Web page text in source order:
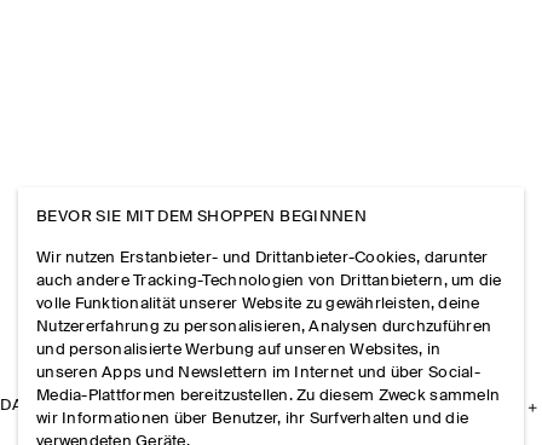
DAS UNTERNEHMEN
BEVOR SIE MIT DEM SHOPPEN BEGINNEN
Wir nutzen Erstanbieter- und Drittanbieter-Cookies, darunter
auch andere Tracking-Technologien von Drittanbietern, um die
volle Funktionalität unserer Website zu gewährleisten, deine
Nutzererfahrung zu personalisieren, Analysen durchzuführen
und personalisierte Werbung auf unseren Websites, in
unseren Apps und Newslettern im Internet und über Social-
Media-Plattformen bereitzustellen. Zu diesem Zweck sammeln
wir Informationen über Benutzer, ihr Surfverhalten und die
verwendeten Geräte.